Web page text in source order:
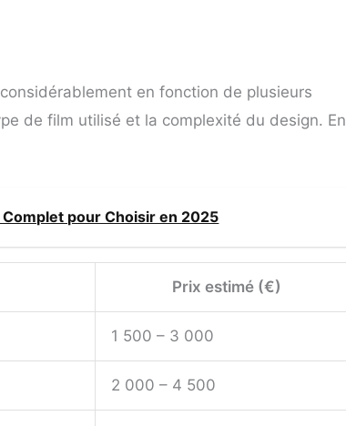
en fonction de plusieurs
de film utilisé et la complexité du design. En
pour Choisir en 2025
Prix estimé (€)
1 500 – 3 000
2 000 – 4 500